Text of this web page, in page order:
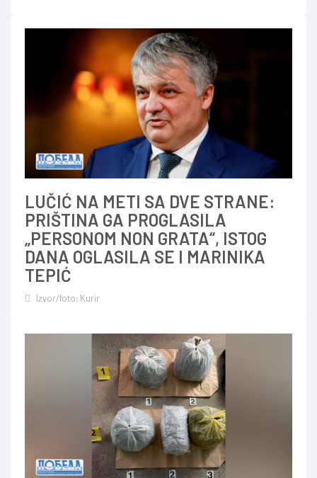
LUČIĆ NA METI SA DVE STRANE:
PRIŠTINA GA PROGLASILA
„PERSONOM NON GRATA“, ISTOG
DANA OGLASILA SE I MARINIKA
TEPIĆ
Izvor/foto: Kurir